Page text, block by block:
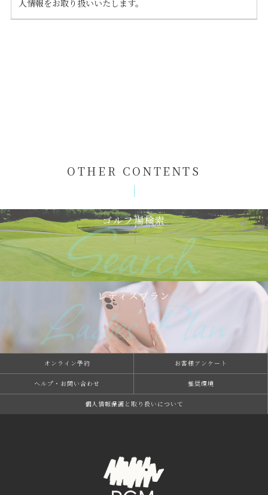
人情報をお取り扱いいたします。
OTHER CONTENTS
ゴルフ場検索
レディスプラン
オンライン予約 お客様アンケート
ヘルプ・お問い合わせ 推奨環境
個⼈情報保護と取り扱いについて